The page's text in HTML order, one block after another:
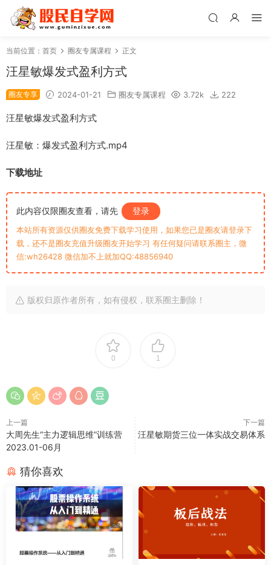
当前位置： 首页 圈友专属课程 正文
汪星敏爆发式盈利方式
圈友专享 2024-01-21 圈友专属课程 3.72k 222
汪星敏爆发式盈利方式
汪星敏：爆发式盈利方式.mp4
下载地址
此内容仅限圈友查看，请先 登录
本站所有资源仅供圈友免费下载学习使用，如果您已是圈友请登录下
载，还不是圈友充值升级圈友开始学习 有任何疑问请联系圈主，微
信:wh26428 微信加不上就加QQ:48856940
版权归原作者所有，如有侵权，联系圈主删除！
0 1
上一篇
大周先生“主力逻辑思维”训练营
2023.01-06月
下一篇
汪星敏期货三位一体实战交易体系
猜你喜欢